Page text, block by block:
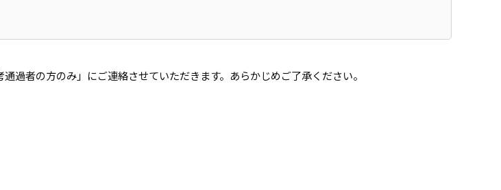
者の方のみ」にご連絡させていただきます。あらかじめご了承ください。